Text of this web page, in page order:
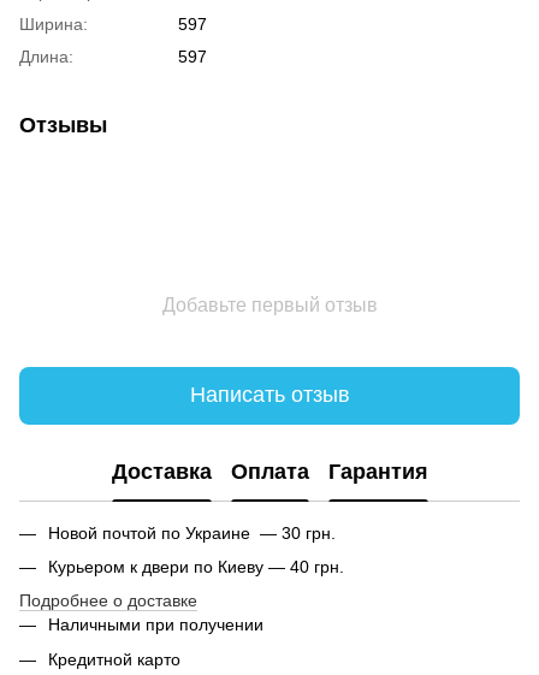
Ширина:
597
Длина:
597
Отзывы
Добавьте первый отзыв
Написать отзыв
Доставка Оплата Гарантия
Новой почтой по Украине — 30 грн.
Курьером к двери по Киеву — 40 грн.
Подробнее о доставке
Наличными при получении
Кредитной карто